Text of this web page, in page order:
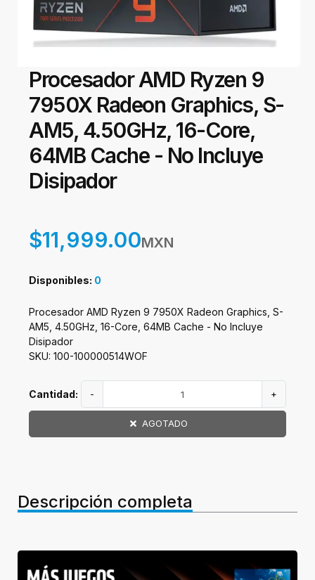
Procesador AMD Ryzen 9
7950X Radeon Graphics, S-
AM5, 4.50GHz, 16-Core,
64MB Cache - No Incluye
Disipador
$11,999.00MXN
Disponibles: 0
Procesador AMD Ryzen 9 7950X Radeon Graphics, S-
AM5, 4.50GHz, 16-Core, 64MB Cache - No Incluye
Disipador
SKU: 100-100000514WOF
Cantidad: - +
AGOTADO
Descripción completa